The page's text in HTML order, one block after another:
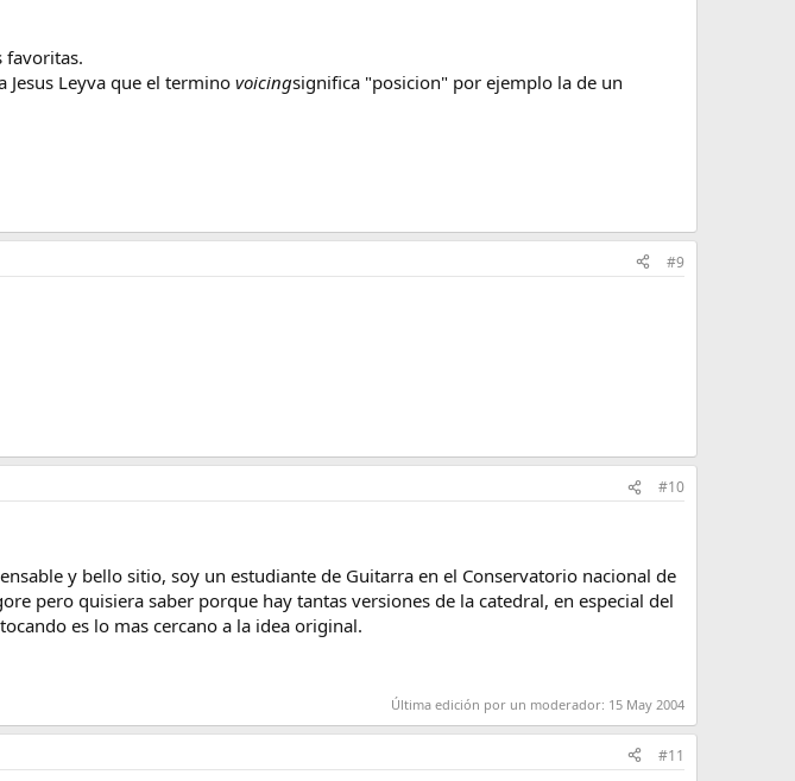
favoritas.
Jesus Leyva que el termino voicingsignifica "posicion" por ejemplo la de un
#9
#10
y bello sitio, soy un estudiante de Guitarra en el Conservatorio nacional de
pero quisiera saber porque hay tantas versiones de la catedral, en especial del
es lo mas cercano a la idea original.
Última edición por un moderador: 15 May 2004
#11